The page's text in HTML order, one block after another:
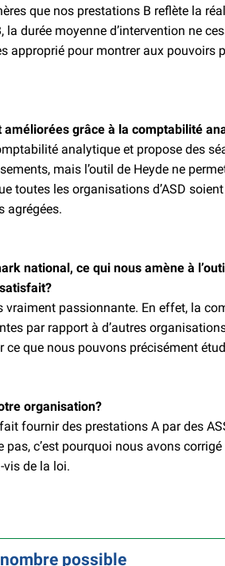
que nos prestations B reflète la
durée moyenne d’intervention ne
approprié pour montrer aux
grâce à la comptabilité
analytique et propose des
mais l’outil de Heyde ne
toutes les organisations d’ASD
agrégées.
national, ce qui nous amène à
passionnante. En effet, la
par ­rapport à d’autres
que nous pouvons précisément
organisation?
fournir des prestations A par des
c’est pourquoi nous avons
vis de la loi.
nombre possible